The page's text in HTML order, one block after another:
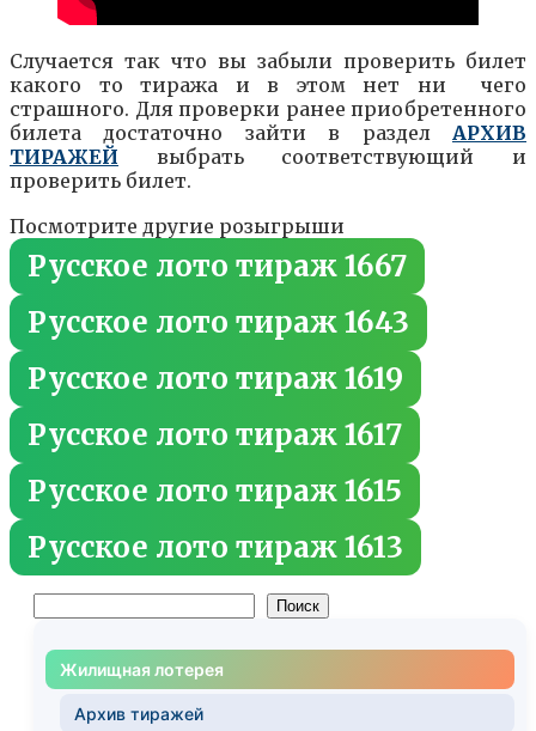
Случается так что вы забыли проверить билет
какого то тиража и в этом нет ни чего
страшного. Для проверки ранее приобретенного
билета достаточно зайти в раздел АРХИВ
ТИРАЖЕЙ выбрать соответствующий и
проверить билет.
Посмотрите другие розыгрыши
Русское лото тираж 1667
Русское лото тираж 1643
Русское лото тираж 1619
Русское лото тираж 1617
Русское лото тираж 1615
Русское лото тираж 1613
Поиск
Жилищная лотерея
Архив тиражей